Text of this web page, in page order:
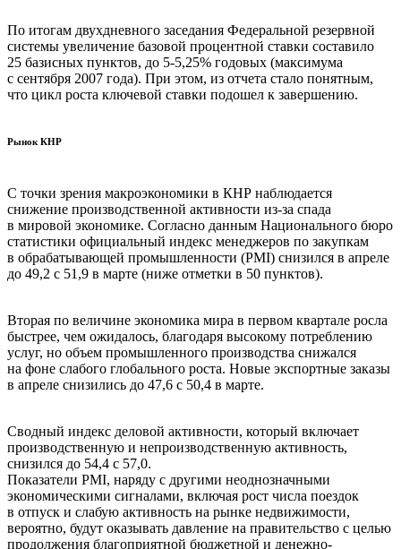
По итогам двухдневного заседания Федеральной резервной
системы увеличение базовой процентной ставки составило
25 базисных пунктов, до 5-5,25% годовых (максимума
с сентября 2007 года). При этом, из отчета стало понятным,
что цикл роста ключевой ставки подошел к завершению.
Рынок КНР
С точки зрения макроэкономики в КНР наблюдается
снижение производственной активности из-за спада
в мировой экономике. Согласно данным Национального бюро
статистики официальный индекс менеджеров по закупкам
в обрабатывающей промышленности (PMI) снизился в апреле
до 49,2 с 51,9 в марте (ниже отметки в 50 пунктов).
Вторая по величине экономика мира в первом квартале росла
быстрее, чем ожидалось, благодаря высокому потреблению
услуг, но объем промышленного производства снижался
на фоне слабого глобального роста. Новые экспортные заказы
в апреле снизились до 47,6 с 50,4 в марте.
Сводный индекс деловой активности, который включает
производственную и непроизводственную активность,
снизился до 54,4 с 57,0.
Показатели PMI, наряду с другими неоднозначными
экономическими сигналами, включая рост числа поездок
в отпуск и слабую активность на рынке недвижимости,
вероятно, будут оказывать давление на правительство с целью
продолжения благоприятной бюджетной и денежно-